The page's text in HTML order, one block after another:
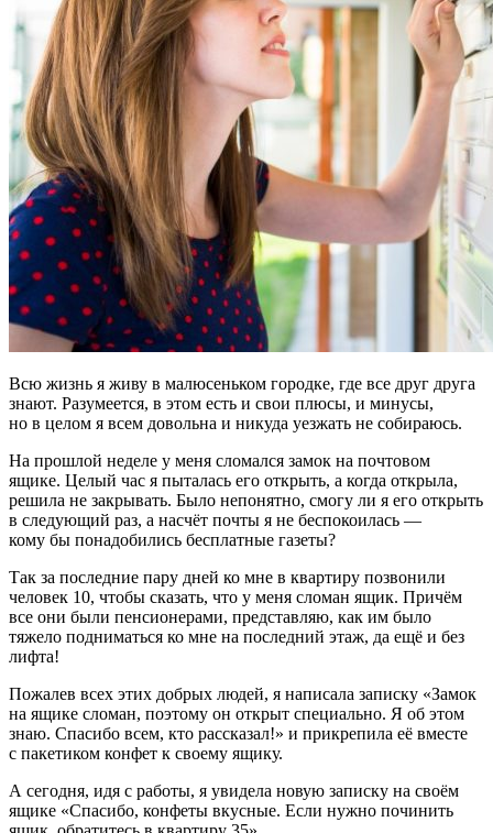
Всю жизнь я живу в малюсеньком городке, где все друг друга
знают. Разумеется, в этом есть и свои плюсы, и минусы,
но в целом я всем довольна и никуда уезжать не собираюсь.
На прошлой неделе у меня сломался замок на почтовом
ящике. Целый час я пыталась его открыть, а когда открыла,
решила не закрывать. Было непонятно, смогу ли я его открыть
в следующий раз, а насчёт почты я не беспокоилась —
кому бы понадобились бесплатные газеты?
Так за последние пару дней ко мне в квартиру позвонили
человек 10, чтобы сказать, что у меня сломан ящик. Причём
все они были пенсионерами, представляю, как им было
тяжело подниматься ко мне на последний этаж, да ещё и без
лифта!
Пожалев всех этих добрых людей, я написала записку «Замок
на ящике сломан, поэтому он открыт специально. Я об этом
знаю. Спасибо всем, кто рассказал!» и прикрепила её вместе
с пакетиком конфет к своему ящику.
А сегодня, идя с работы, я увидела новую записку на своём
ящике «Спасибо, конфеты вкусные. Если нужно починить